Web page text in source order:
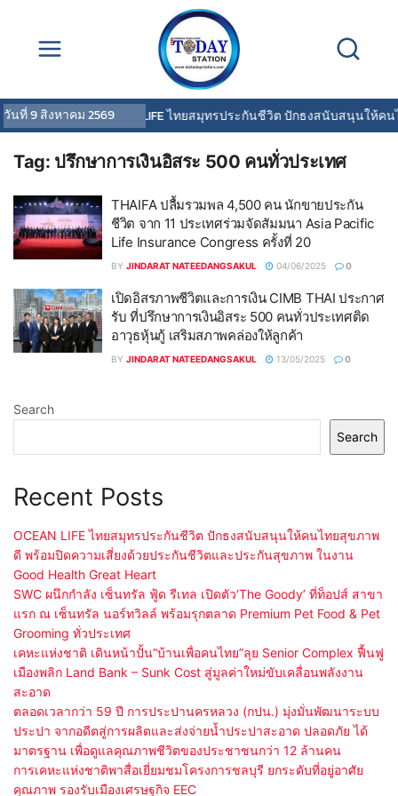
วันที่9 สิงหาคม 2569OCEAN LIFE ไทยสมุทรประกันชีวิต ปักธงสนับสนุนให้ค
Tag: ปรึกษาการเงินอิสระ 500 คนทั่วประเทศ
THAIFA ปลื้มรวมพล 4,500 คน นักขายประกัน
ชีวิต จาก 11 ประเทศร่วมจัดสัมมนา Asia Pacific
Life Insurance Congress ครั้งที่ 20
BY JINDARAT NATEEDANGSAKUL 04/06/2025 0
เปิดอิสรภาพชีวิตและการเงิน CIMB THAI ประกาศ
รับ ที่ปรึกษาการเงินอิสระ 500 คนทั่วประเทศติด
อาวุธหุ้นกู้ เสริมสภาพคล่องให้ลูกค้า
BY JINDARAT NATEEDANGSAKUL 13/05/2025 0
Search
Search
Recent Posts
OCEAN LIFE ไทยสมุทรประกันชีวิต ปักธงสนับสนุนให้คนไทยสุขภาพ
ดี พร้อมปิดความเสี่ยงด้วยประกันชีวิตและประกันสุขภาพ ในงาน
Good Health Great Heart
SWC ผนึกกำลัง เซ็นทรัล ฟู้ด รีเทล เปิดตัว‘The Goody’ ที่ท็อปส์ สาขา
แรก ณ เซ็นทรัล นอร์ทวิลล์ พร้อมรุกตลาด Premium Pet Food & Pet
Grooming ทั่วประเทศ
เคหะแห่งชาติ เดินหน้าปั้น“บ้านเพื่อคนไทย”ลุย Senior Complex ฟื้นฟู
เมืองพลิก Land Bank – Sunk Cost สู่มูลค่าใหม่ขับเคลื่อนพลังงาน
สะอาด
ตลอดเวลากว่า 59 ปี การประปานครหลวง (กปน.) มุ่งมั่นพัฒนาระบบ
ประปา จากอดีตสู่การผลิตและส่งจ่ายน้ำประปาสะอาด ปลอดภัย ได้
มาตรฐาน เพื่อดูแลคุณภาพชีวิตของประชาชนกว่า 12 ล้านคน
การเคหะแห่งชาติพาสื่อเยี่ยมชมโครงการชลบุรี ยกระดับที่อยู่อาศัย
คุณภาพ รองรับเมืองเศรษฐกิจ EEC